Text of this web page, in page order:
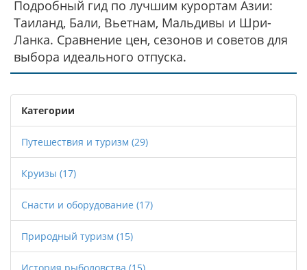
Подробный гид по лучшим курортам Азии:
Таиланд, Бали, Вьетнам, Мальдивы и Шри-
Ланка. Сравнение цен, сезонов и советов для
выбора идеального отпуска.
Категории
Путешествия и туризм (29)
Круизы (17)
Снасти и оборудование (17)
Природный туризм (15)
История рыболовства (15)